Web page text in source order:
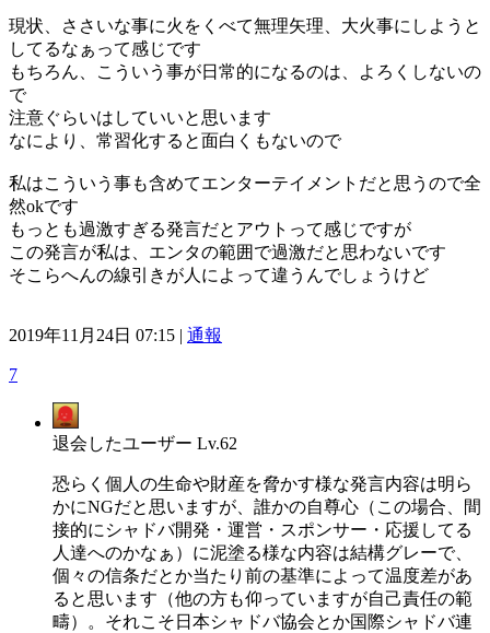
現状、ささいな事に火をくべて無理矢理、大火事にしようと
してるなぁって感じです
もちろん、こういう事が日常的になるのは、よろくしないの
で
注意ぐらいはしていいと思います
なにより、常習化すると面白くもないので
私はこういう事も含めてエンターテイメントだと思うので全
然okです
もっとも過激すぎる発言だとアウトって感じですが
この発言が私は、エンタの範囲で過激だと思わないです
そこらへんの線引きが人によって違うんでしょうけど
2019年11月24日 07:15 | 通報
7
退会したユーザー Lv.62
恐らく個人の生命や財産を脅かす様な発言内容は明ら
かにNGだと思いますが、誰かの自尊心（この場合、間
接的にシャドバ開発・運営・スポンサー・応援してる
人達へのかなぁ）に泥塗る様な内容は結構グレーで、
個々の信条だとか当たり前の基準によって温度差があ
ると思います（他の方も仰っていますが自己責任の範
疇）。それこそ日本シャドバ協会とか国際シャドバ連